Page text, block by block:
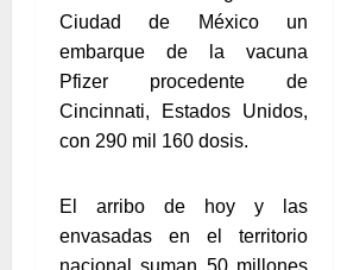
Ciudad de México un
embarque de la vacuna
Pfizer procedente de
Cincinnati, Estados Unidos,
con 290 mil 160 dosis.
El arribo de hoy y las
envasadas en el territorio
nacional suman 50 millones